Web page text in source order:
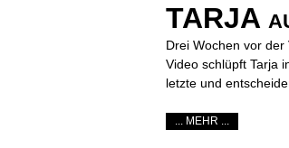
TARJA
Drei Wochen vor der
Video schlüpft Tarja
letzte und
... MEHR ...